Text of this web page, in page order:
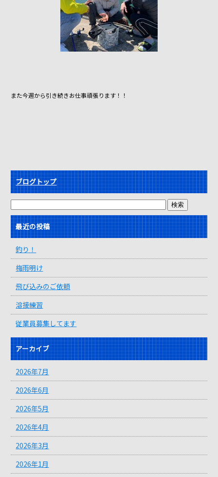
また今週から引き続きお仕事頑張ります！！
ブログトップ
最近の投稿
釣り！
梅雨明け
飛び込みのご依頼
溶接練習
従業員募集してます
アーカイブ
2026年7月
2026年6月
2026年5月
2026年4月
2026年3月
2026年1月